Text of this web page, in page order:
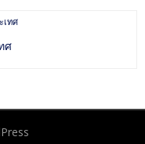
เทศ
ศ